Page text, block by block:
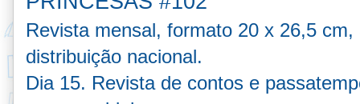
Revista mensal, formato 20 x 26,5 cm,
distribuição nacional.
Dia 15. Revista de contos e